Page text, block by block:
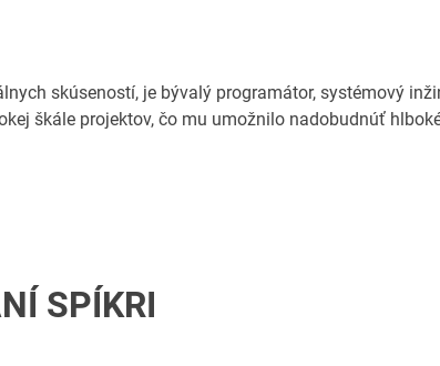
skúseností, je bývalý programátor, systémový
škále projektov, čo mu umožnilo nadobudnúť
SPÍKRI